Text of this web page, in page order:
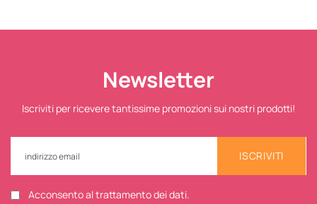
Newsletter
Iscriviti per ricevere tantissime promozioni sui nostri prodotti!
ISCRIVITI
Acconsento al trattamento dei dati.